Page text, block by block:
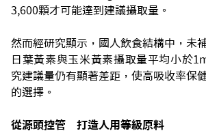
3,600顆才可能達到建議攝取量。
然而經研究顯示，國人飲食結構中，未
日葉黃素與玉米黃素攝取量平均小於
究建議量仍有顯著差距，使高吸收率保
的選擇。
從源頭控管 打造人用等級原料